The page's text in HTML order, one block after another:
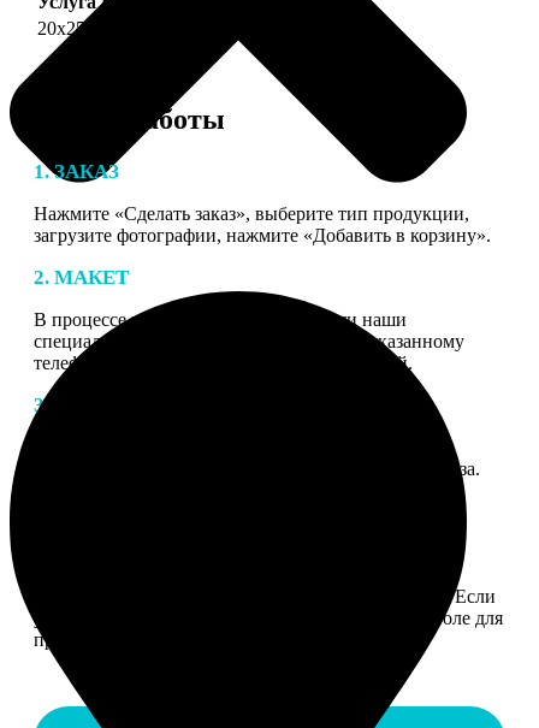
20х25
Этапы работы
1. ЗАКАЗ
Нажмите «Сделать заказ», выберите тип продукции,
загрузите фотографии, нажмите «Добавить в корзину».
2. МАКЕТ
В процессе подготовки заказа к печати наши
специалисты могут связаться с Вами по указанному
телефону или email для согласования деталей.
3. ИЗГОТОВЛЕНИЕ
получите подтверждение на email с описанием заказа.
Введите адрес и выберите способ доставки заказа. Если
у вас есть промокод, введите его в специальное поле для
промокода.